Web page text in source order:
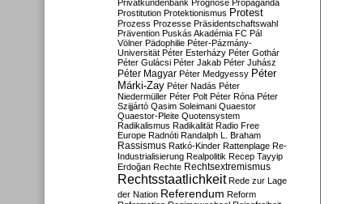
Privatkundenbank Prognose Propaganda
Prostitution Protektionismus Protest
Prozess Prozesse Präsidentschaftswahl
Prävention Puskás Akadémia FC Pál
Völner Pädophilie Péter-Pázmány-
Universität Péter Esterházy Péter Gothár
Péter Gulácsi Péter Jakab Péter Juhász
Péter Magyar Péter Medgyessy Péter
Márki-Zay Péter Nadás Péter
Niedermüller Péter Polt Péter Róna Péter
Szijjártó Qasim Soleimani Quaestor
Quaestor-Pleite Quotensystem
Radikalismus Radikalität Radio Free
Europe Radnóti Randalph L. Braham
Rassismus Ratkó-Kinder Rattenplage Re-
Industrialisierung Realpolitik Recep Tayyip
Erdoğan Rechte Rechtsextremismus
Rechtsstaatlichkeit Rede zur Lage
der Nation Referendum Reform